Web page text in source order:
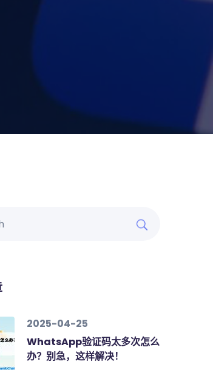
2025-04-25
WhatsApp验证码太多次怎么
办？别急，这样解决！